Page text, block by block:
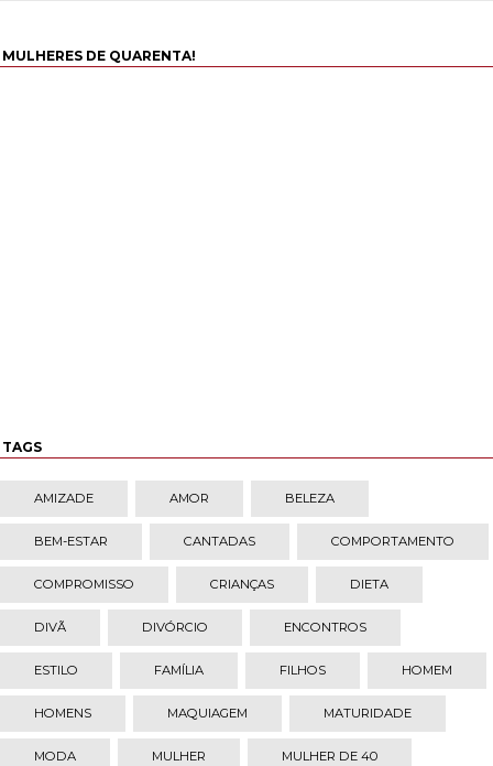
MULHERES DE QUARENTA!
TAGS
AMIZADE AMOR BELEZA
BEM-ESTAR CANTADAS COMPORTAMENTO
COMPROMISSO CRIANÇAS DIETA
DIVÃ DIVÓRCIO ENCONTROS
ESTILO FAMÍLIA FILHOS HOMEM
HOMENS MAQUIAGEM MATURIDADE
MODA MULHER MULHER DE 40